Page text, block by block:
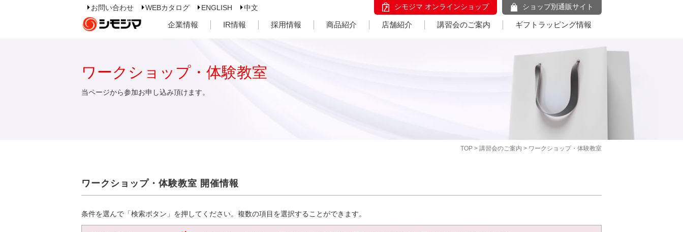
お問い合わせ WEBカタログ ENGLISH 中文 シモジマ オンラインショップ ショップ別通販サイト
企業情報 IR情報 採用情報 商品紹介 店舗紹介 講習会のご案内 ギフトラッピング情報
TOP > 講習会のご案内 > ワークショップ・体験教室
ワークショップ・体験教室
当ページから参加お申し込み頂けます。
ワークショップ・体験教室 開催情報
条件を選んで「検索ボタン」を押してください。複数の項目を選択することができます。